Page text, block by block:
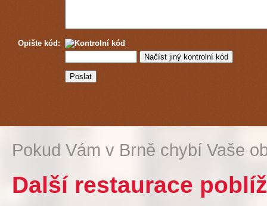
Opište kód:
Pokud Vám v Brně chybí Vaše
Další restaurace